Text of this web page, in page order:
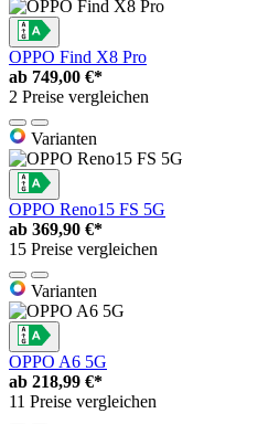
OPPO Find X8 Pro
ab 749,00 €*
2 Preise vergleichen
Varianten
OPPO Reno15 FS 5G
ab 369,90 €*
15 Preise vergleichen
Varianten
OPPO A6 5G
ab 218,99 €*
11 Preise vergleichen